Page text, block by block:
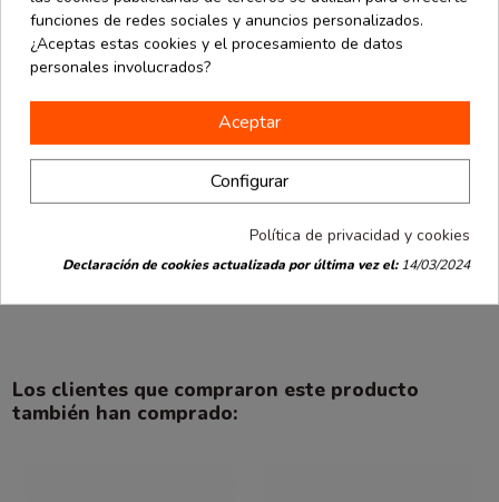
Packaging
Bolsa asa
colores. 25
desde
3.79 €
Producto disponible con otras opciones
Packaging
Ecommerce
Bolsa asa
32x12x41 cm.
25 uds
Los clientes que compraron este producto
también han comprado:
funciones de redes sociales y anuncios personalizados.
¿Aceptas estas cookies y el procesamiento de datos
personales involucrados?
Aceptar
Configurar
Política de privacidad y cookies
Declaración de cookies actualizada por última vez el:14/03/2024